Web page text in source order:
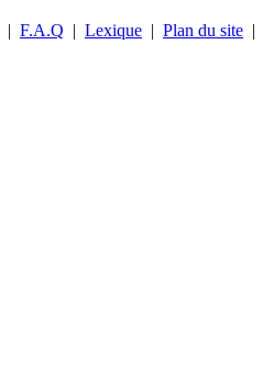
| F.A.Q | Lexique | Plan du site |